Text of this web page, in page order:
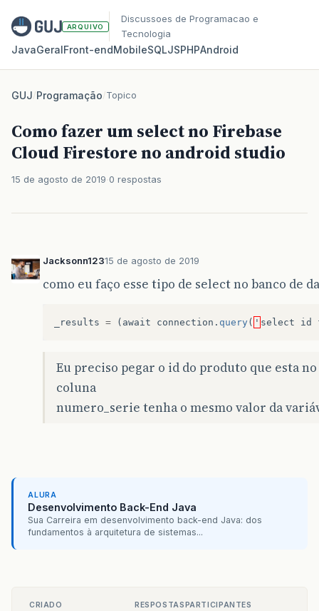
ARQUIVO
Discussoes de Programacao e
Tecnologia
JavaGeralFront‑endMobileSQLJSPHPAndroid
GUJ/Programação/Topico
Como fazer um select no Firebase
Cloud Firestore no android studio
15 de agosto de 2019 0 respostas
Jacksonn12315 de agosto de 2019
como eu faço esse tipo de select no banco de
_results = ( await connection . query ( ' select id
Eu preciso pegar o id do produto que esta
coluna
numero_serie tenha o mesmo valor da
ALURA
Desenvolvimento Back-End Java
Sua Carreira em desenvolvimento back-end Java: dos
fundamentos à arquitetura de sistemas...
CRIADO RESPOSTAS PARTICIPANTES